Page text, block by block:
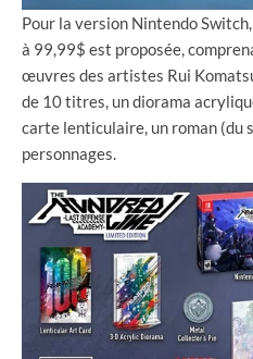
Pour la version Nintendo
à 99,99$ est proposée,
œuvres des artistes Rui
de 10 titres, un diorama
carte lenticulaire, un roman (du
personnages.